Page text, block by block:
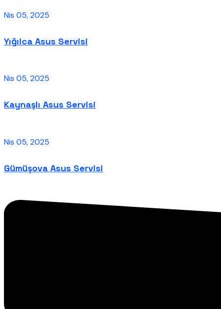
Nis 05, 2025
Yığılca Asus Servisi
Nis 05, 2025
Kaynaşlı Asus Servisi
Nis 05, 2025
Gümüşova Asus Servisi